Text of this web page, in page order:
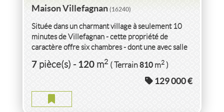
Maison Villefagnan(16240)
Située dans un charmant village à seulement 10
minutes de Villefagnan - cette propriété de
caractère offre six chambres - dont une avec salle
deau...
7pièce(s)-120m2 ( Terrain810m2)
129 000 €
VENTEMAISON VILLEFAGNAN(16240)
MAISON VILLEFAGNAN
5pièce(s)-156m2 ( Terrain176m2)